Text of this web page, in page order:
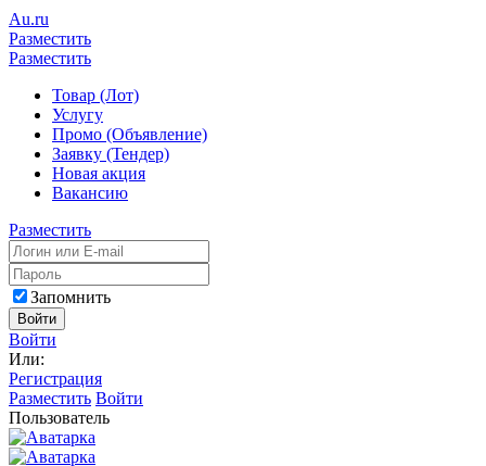
Au.ru
Разместить
Разместить
Товар (Лот)
Услугу
Промо (Объявление)
Заявку (Тендер)
Новая акция
Вакансию
Разместить
Запомнить
Войти
Войти
Или:
Регистрация
Разместить Войти
Пользователь